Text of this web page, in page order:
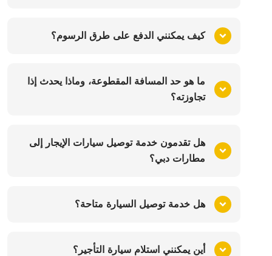
كيف يمكنني الدفع على طرق الرسوم؟
ما هو حد المسافة المقطوعة، وماذا يحدث إذا
تجاوزته؟
هل تقدمون خدمة توصيل سيارات الإيجار إلى
مطارات دبي؟
هل خدمة توصيل السيارة متاحة؟
أين يمكنني استلام سيارة التأجير؟